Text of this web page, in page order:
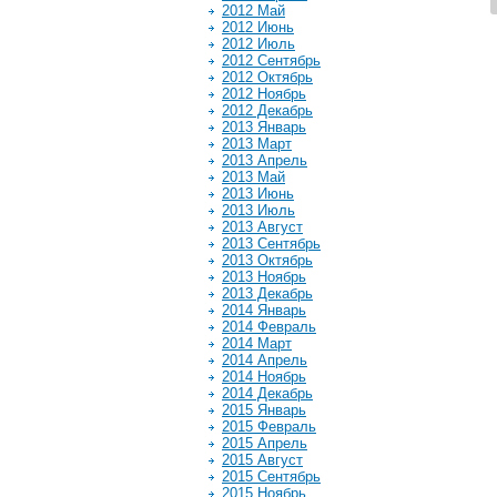
2012 Май
2012 Июнь
2012 Июль
2012 Сентябрь
2012 Октябрь
2012 Ноябрь
2012 Декабрь
2013 Январь
2013 Март
2013 Апрель
2013 Май
2013 Июнь
2013 Июль
2013 Август
2013 Сентябрь
2013 Октябрь
2013 Ноябрь
2013 Декабрь
2014 Январь
2014 Февраль
2014 Март
2014 Апрель
2014 Ноябрь
2014 Декабрь
2015 Январь
2015 Февраль
2015 Апрель
2015 Август
2015 Сентябрь
2015 Ноябрь